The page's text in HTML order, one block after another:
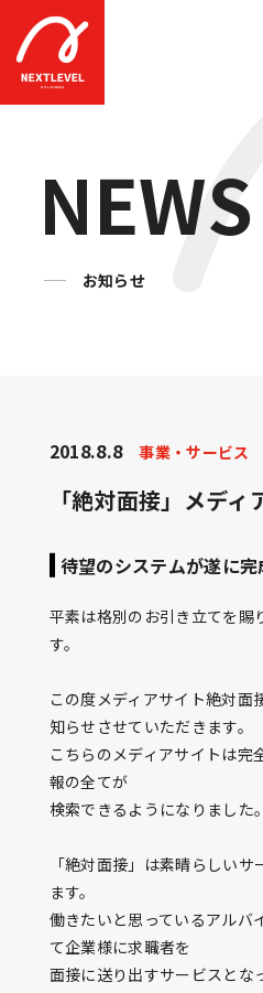
NEWS
お知らせ
2018.8.8 事業・サービス
「絶対面接」メディ
待望のシステムが遂に完
平素は格別のお引き立てを賜
す。
この度メディアサイト絶対面
知らせさせていただきます。
こちらのメディアサイトは完
報の全てが
検索できるようになりました。
「絶対面接」は素晴らしい
ます。
働きたいと思っているアルバ
て企業様に求職者を
面接に送り出すサービスとな